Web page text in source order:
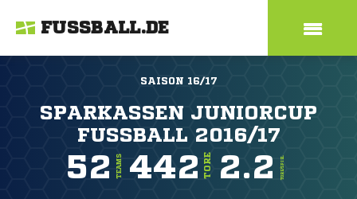
FUSSBALL.DE
SAISON 16/17
SPARKASSEN JUNIORCUP
FUSSBALL 2016/17
52 TEAMS 442 TORE 2.2 TORE/SPIEL